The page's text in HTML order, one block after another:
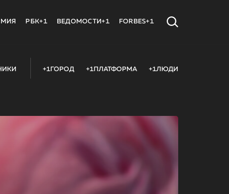
РБК+1 ВЕДОМОСТИ+1 FORBES+1
+1ГОРОД +1ПЛАТФОРМА +1ЛЮДИ